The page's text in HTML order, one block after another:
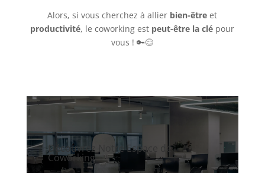
Alors, si vous cherchez à allier bien-être et
productivité, le coworking est peut-être la clé pour
vous ! 🔑😊
Découvrez Notre Espace de
Coworking